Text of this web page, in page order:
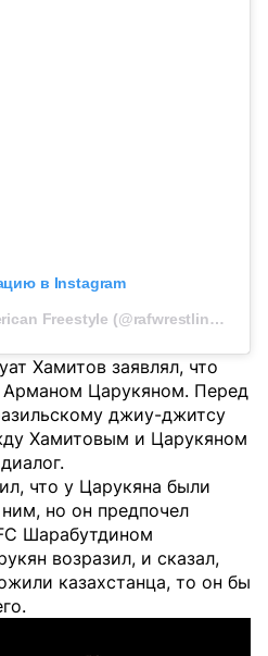
в Instagram
Публикация от Real American Freestyle (@rafwrestlingusa)
Хамитов заявлял, что
Арманом Царукяном. Перед
джиу-джитсу
Хамитовым и Царукяном
что у Царукяна были
но он предпочел
Шарабутдином
возразил, и сказал,
казахстанца, то он бы